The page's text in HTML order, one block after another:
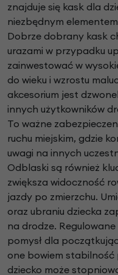
znajduje się kask dla
niezbędnym
Dobrze dobrany kask
urazami w przypadku
zainwestować w
do wieku i wzrostu
akcesorium jest
innych użytkowników
To ważne
ruchu miejskim, gdzie
uwagi na innych
Odblaski są również
zwiększa widoczność
jazdy po zmierzchu.
oraz ubraniu dziecka
na drodze.
pomysł dla
one bowiem stabilność
dziecko może